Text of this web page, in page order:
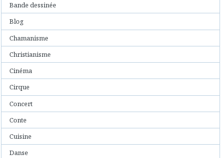
Bande dessinée
Blog
Chamanisme
Christianisme
Cinéma
Cirque
Concert
Conte
Cuisine
Danse